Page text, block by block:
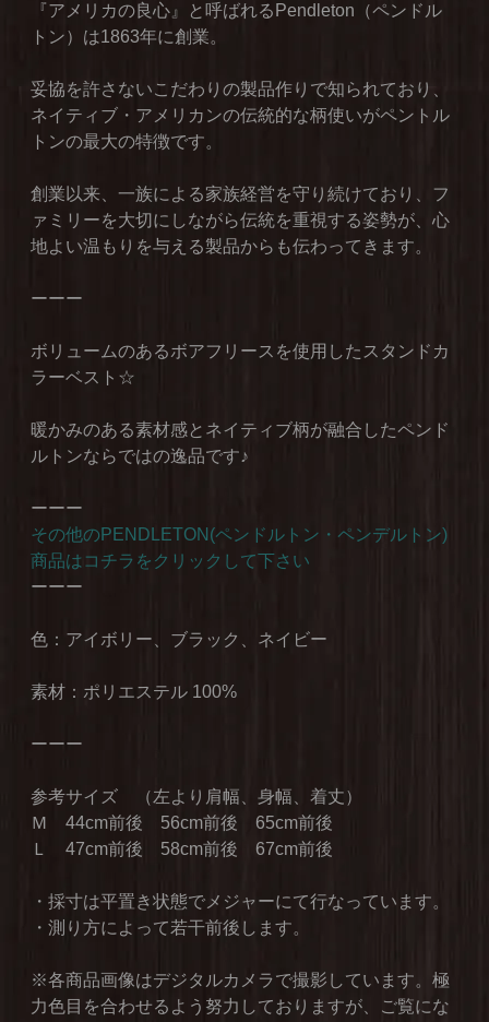
『アメリカの良心』と呼ばれるPendleton（ペンドル
トン）は1863年に創業。
妥協を許さないこだわりの製品作りで知られており、
ネイティブ・アメリカンの伝統的な柄使いがペントル
トンの最大の特徴です。
創業以来、一族による家族経営を守り続けており、フ
ァミリーを大切にしながら伝統を重視する姿勢が、心
地よい温もりを与える製品からも伝わってきます。
ーーー
ボリュームのあるボアフリースを使用したスタンドカ
ラーベスト☆
暖かみのある素材感とネイティブ柄が融合したペンド
ルトンならではの逸品です♪
ーーー
その他のPENDLETON(ペンドルトン・ペンデルトン)
商品はコチラをクリックして下さい
ーーー
色：アイボリー、ブラック、ネイビー
素材：ポリエステル 100%
ーーー
参考サイズ （左より肩幅、身幅、着丈）
Ｍ 44cm前後 56cm前後 65cm前後
Ｌ 47cm前後 58cm前後 67cm前後
・採寸は平置き状態でメジャーにて行なっています。
・測り方によって若干前後します。
※各商品画像はデジタルカメラで撮影しています。極
力色目を合わせるよう努力しておりますが、ご覧にな